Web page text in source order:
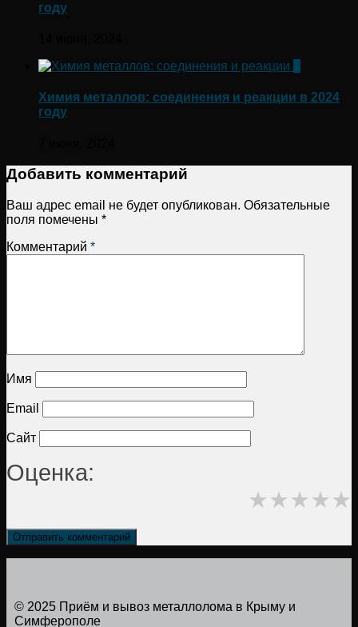
году
Химия металлов: соединения и реакции в 2024
году
Добавить комментарий
Ваш адрес email не будет опубликован. Обязательные
поля помечены *
Комментарий *
Имя
Email
Сайт
Оценка:
★
★
★
★
★
© 2025 Приём и вывоз металлолома в Крыму и
Симферополе